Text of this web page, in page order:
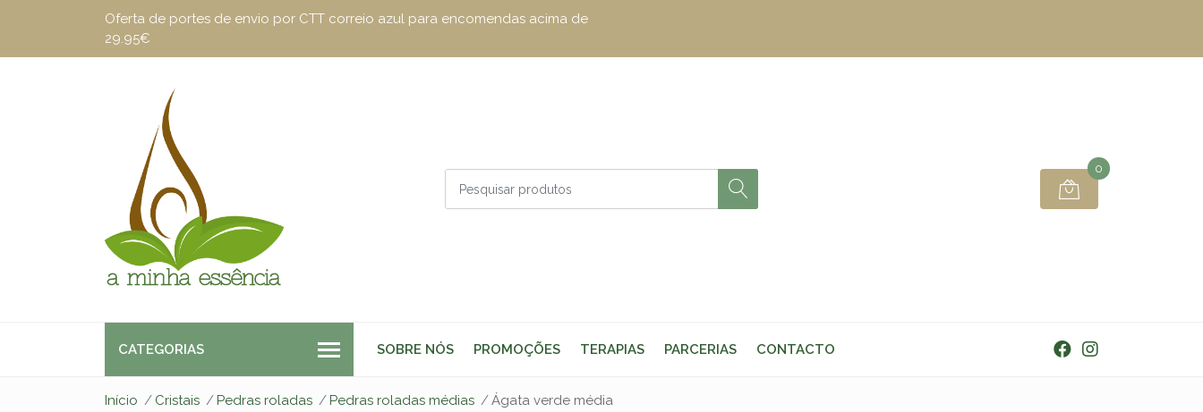
Oferta de portes de envio por CTT correio azul para encomendas acima de
29.95€
0
CATEGORIAS SOBRE NÓS PROMOÇÕES TERAPIAS PARCERIAS CONTACTO
Início Cristais Pedras roladas Pedras roladas médias Ágata verde média